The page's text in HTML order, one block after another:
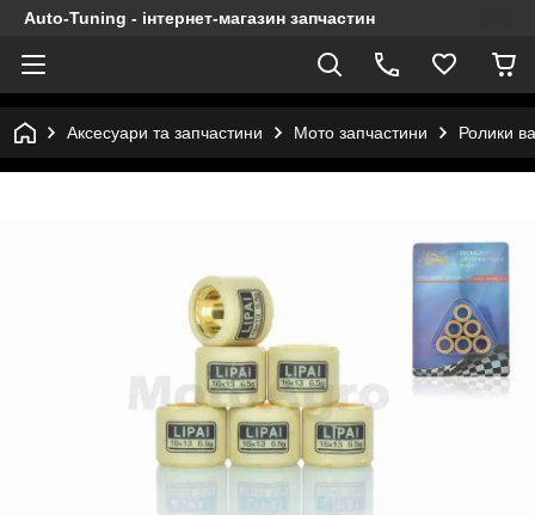
Auto-Tuning - інтернет-магазин запчастин
Аксесуари та запчастини Мото запчастини Ролики